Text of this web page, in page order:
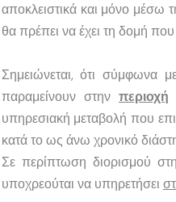
αποκλειστικά και μόνο μέσω
θα πρέπει να έχει τη δομή
Σημειώνεται, ότι
παραμείνουν στην περιοχή
υπηρεσιακή μεταβολή που
κατά το ως άνω χρονικό
Σε περίπτωση διορισμού
υποχρεούται να υπηρετήσει